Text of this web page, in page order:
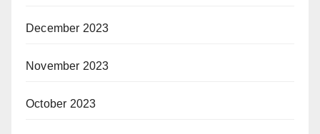
December 2023
November 2023
October 2023